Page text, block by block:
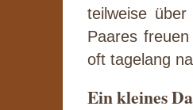
teilweise
Paares
oft tagelang
Ein kleines